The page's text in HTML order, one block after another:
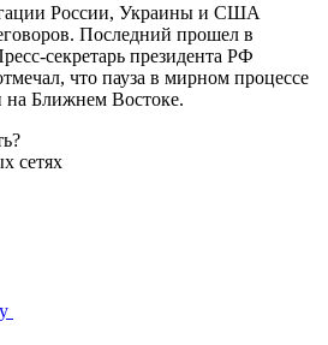
России, Украины и США
Последний прошел в
секретарь президента РФ
что пауза в мирном процессе
на Ближнем Востоке.
сетях